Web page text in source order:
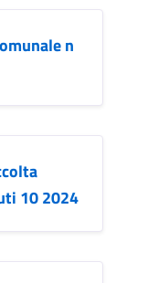
n
10 2024